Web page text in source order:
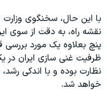
با این حال، سخنگوی وزارت
نقشه راه، به دقت از سوی
پنچ بعلاوه یک مورد بررسی
ظرفیت غنی سازی ایران
نظارت بوده و با اندکی
خواهد شد.